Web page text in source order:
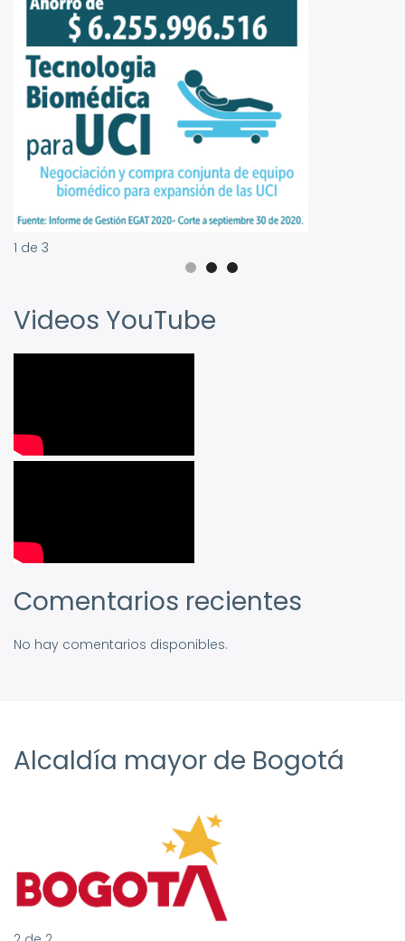
1 de 3
Videos YouTube
Comentarios recientes
No hay comentarios disponibles.
Alcaldía mayor de Bogotá